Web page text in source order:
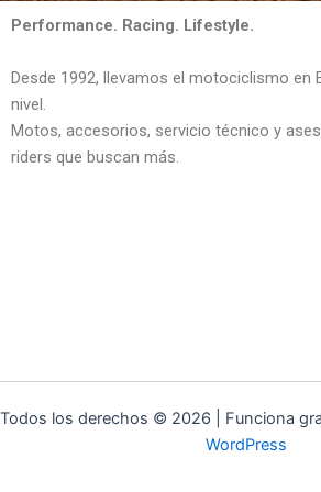
Performance. Racing. Lifestyle.
Desde 1992, llevamos el motociclismo en
nivel.
Motos, accesorios, servicio técnico y
riders que buscan más.
Todos los derechos © 2026 | Funciona
WordPress